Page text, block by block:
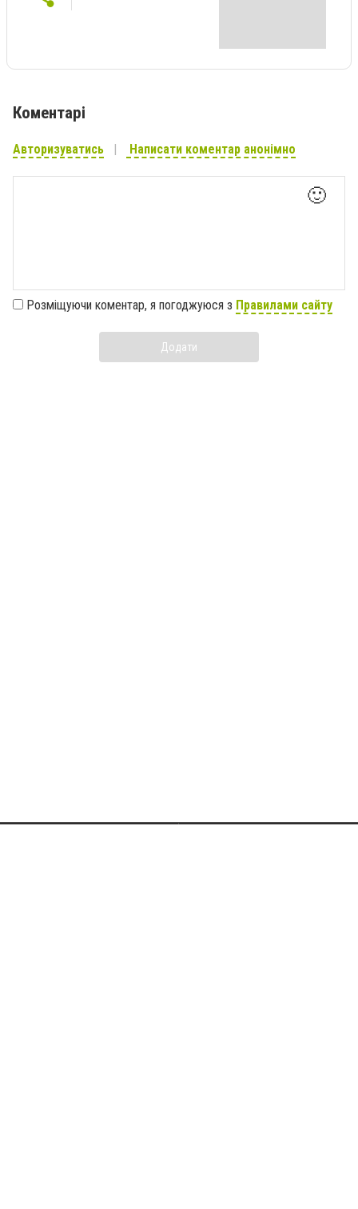
Коментарі
Авторизуватись Написати коментар анонімно
🙂
Розміщуючи коментар, я погоджуюся з Правилами сайту
Додати